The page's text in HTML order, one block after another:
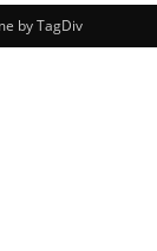
by TagDiv